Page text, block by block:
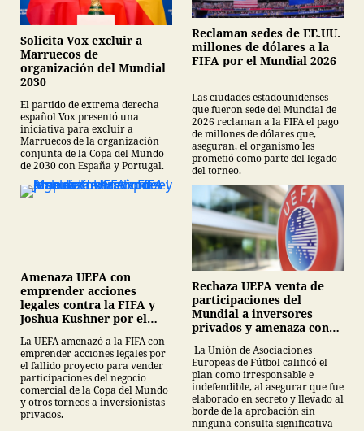
Solicita Vox excluir a
Marruecos de
organización del Mundial
2030
El partido de extrema derecha
español Vox presentó una
iniciativa para excluir a
Marruecos de la organización
conjunta de la Copa del Mundo
de 2030 con España y Portugal.
Reclaman sedes de EE.UU.
millones de dólares a la
FIFA por el Mundial 2026
Las ciudades estadounidenses
que fueron sede del Mundial de
2026 reclaman a la FIFA el pago
de millones de dólares que,
aseguran, el organismo les
prometió como parte del legado
del torneo.
Amenaza UEFA con
emprender acciones
legales contra la FIFA y
Joshua Kushner por el
Mundial
La UEFA amenazó a la FIFA con
emprender acciones legales por
el fallido proyecto para vender
participaciones del negocio
comercial de la Copa del Mundo
y otros torneos a inversionistas
privados.
Rechaza UEFA venta de
participaciones del
Mundial a inversores
privados y amenaza con
FIFA
La Unión de Asociaciones
Europeas de Fútbol calificó el
plan como irresponsable e
indefendible, al asegurar que fue
elaborado en secreto y llevado al
borde de la aprobación sin
ninguna consulta significativa